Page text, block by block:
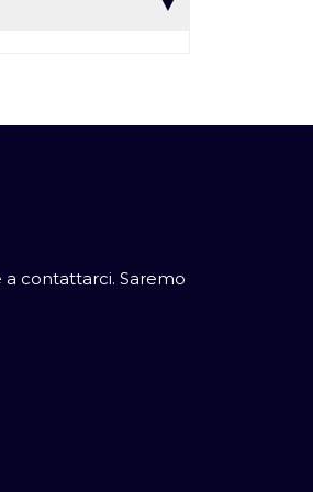
contattarci. Saremo